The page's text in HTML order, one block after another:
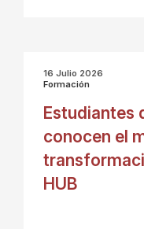
16 Julio 2026
Formación
Estudiantes
conocen el
HUB